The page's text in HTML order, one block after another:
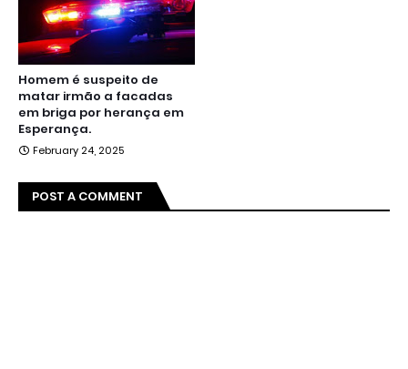
Homem é suspeito de
matar irmão a facadas
em briga por herança em
Esperança.
February 24, 2025
POST A COMMENT